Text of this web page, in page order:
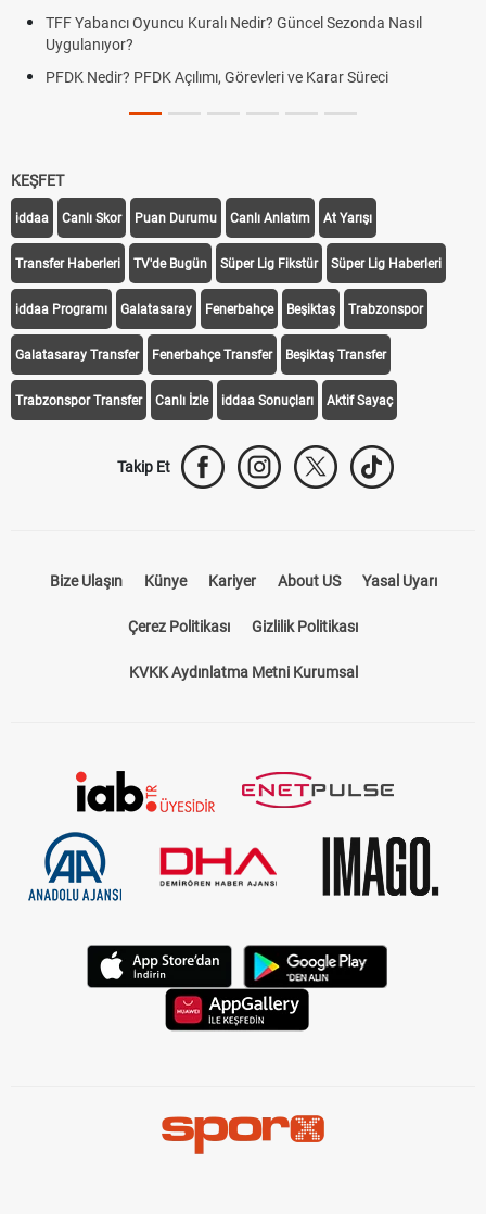
TFF Yabancı Oyuncu Kuralı Nedir? Güncel Sezonda Nasıl
Uygulanıyor?
PFDK Nedir? PFDK Açılımı, Görevleri ve Karar Süreci
KEŞFET
iddaa Canlı Skor Puan Durumu Canlı Anlatım At Yarışı
Transfer Haberleri TV'de Bugün Süper Lig Fikstür Süper Lig Haberleri
iddaa Programı Galatasaray Fenerbahçe Beşiktaş Trabzonspor
Galatasaray Transfer Fenerbahçe Transfer Beşiktaş Transfer
Trabzonspor Transfer Canlı İzle iddaa Sonuçları Aktif Sayaç
Takip Et
Bize Ulaşın Künye Kariyer About US Yasal Uyarı
Çerez Politikası Gizlilik Politikası
KVKK Aydınlatma Metni Kurumsal